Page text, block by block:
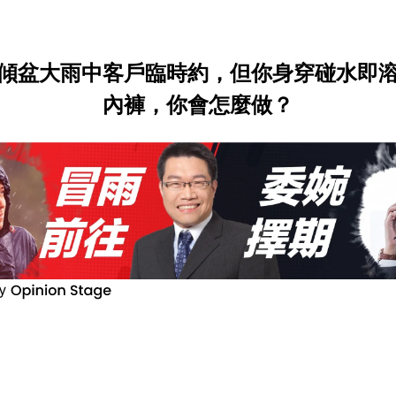
盆大雨中客戶臨時約，但你身穿碰水即
內褲，你會怎麼做？